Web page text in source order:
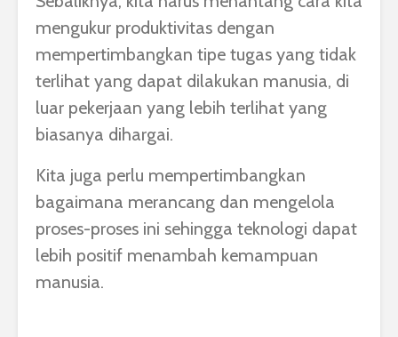
mengukur produktivitas dengan
mempertimbangkan tipe tugas yang tidak
terlihat yang dapat dilakukan manusia, di
luar pekerjaan yang lebih terlihat yang
biasanya dihargai.
Kita juga perlu mempertimbangkan
bagaimana merancang dan mengelola
proses-proses ini sehingga teknologi dapat
lebih positif menambah kemampuan
manusia.